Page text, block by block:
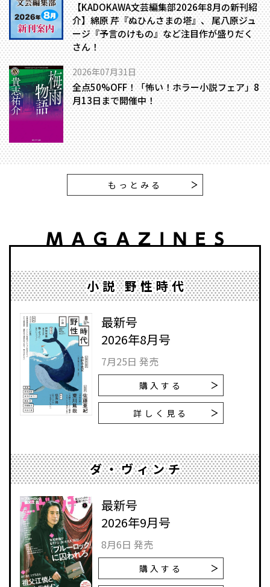
【KADOKAWA文芸編集部2026年8月の新刊紹
介】綿原 芹『ぬひんさまの塔』、 尾八原ジュ
ージ『予言のけもの』など注目作が盛りだく
さん！
2026年07月31日
全点50%OFF！「怖い！ホラー小説フェア」8
月13日まで開催中！
もっとみる
小説 野性時代
最新号
2026年8月号
7月25日 発売
購入する
詳しく見る
ダ・ヴィンチ
最新号
2026年9月号
8月6日 発売
購入する